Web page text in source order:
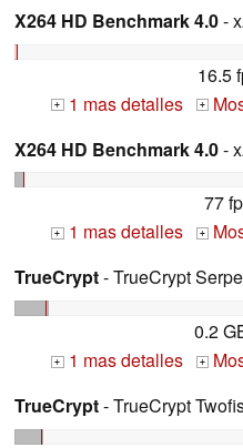
X264 HD Benchmark 4.0-
16.5
+ 1 mas detalles +
X264 HD Benchmark 4.0-
77
+ 1 mas detalles +
TrueCrypt- TrueCrypt
0.2
+ 1 mas detalles +
TrueCrypt- TrueCrypt